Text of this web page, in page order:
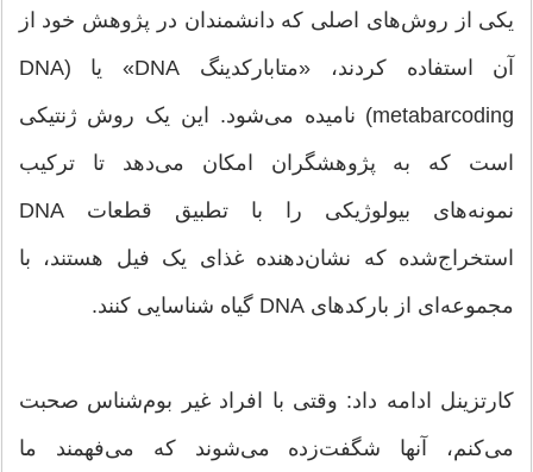
یکی از روش‌های اصلی که دانشمندان در پژوهش خود از
آن استفاده کردند، «متابارکدینگ DNA» یا (DNA
metabarcoding) نامیده می‌شود. این یک روش ژنتیکی
است که به پژوهشگران امکان می‌دهد تا ترکیب
نمونه‌های بیولوژیکی را با تطبیق قطعات DNA
استخراج‌شده که نشان‌دهنده غذای یک فیل هستند، با
مجموعه‌ای از بارکدهای DNA گیاه شناسایی کنند.
کارتزینل ادامه داد: وقتی با افراد غیر بوم‌شناس صحبت
می‌کنم، آنها شگفت‌زده می‌شوند که می‌فهمند ما